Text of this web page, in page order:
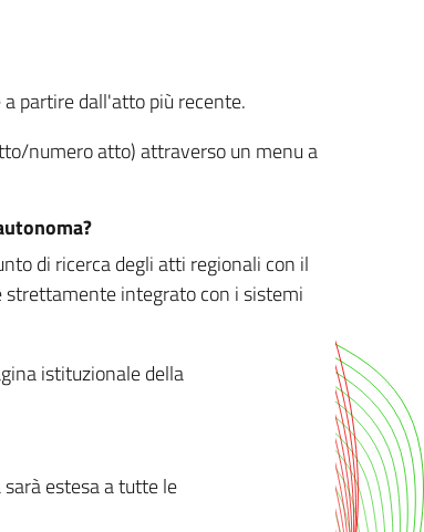
partire dall'atto più recente.
numero atto) attraverso un menu a
di ricerca degli atti regionali con il
integrato con i sistemi
istituzionale della
estesa a tutte le